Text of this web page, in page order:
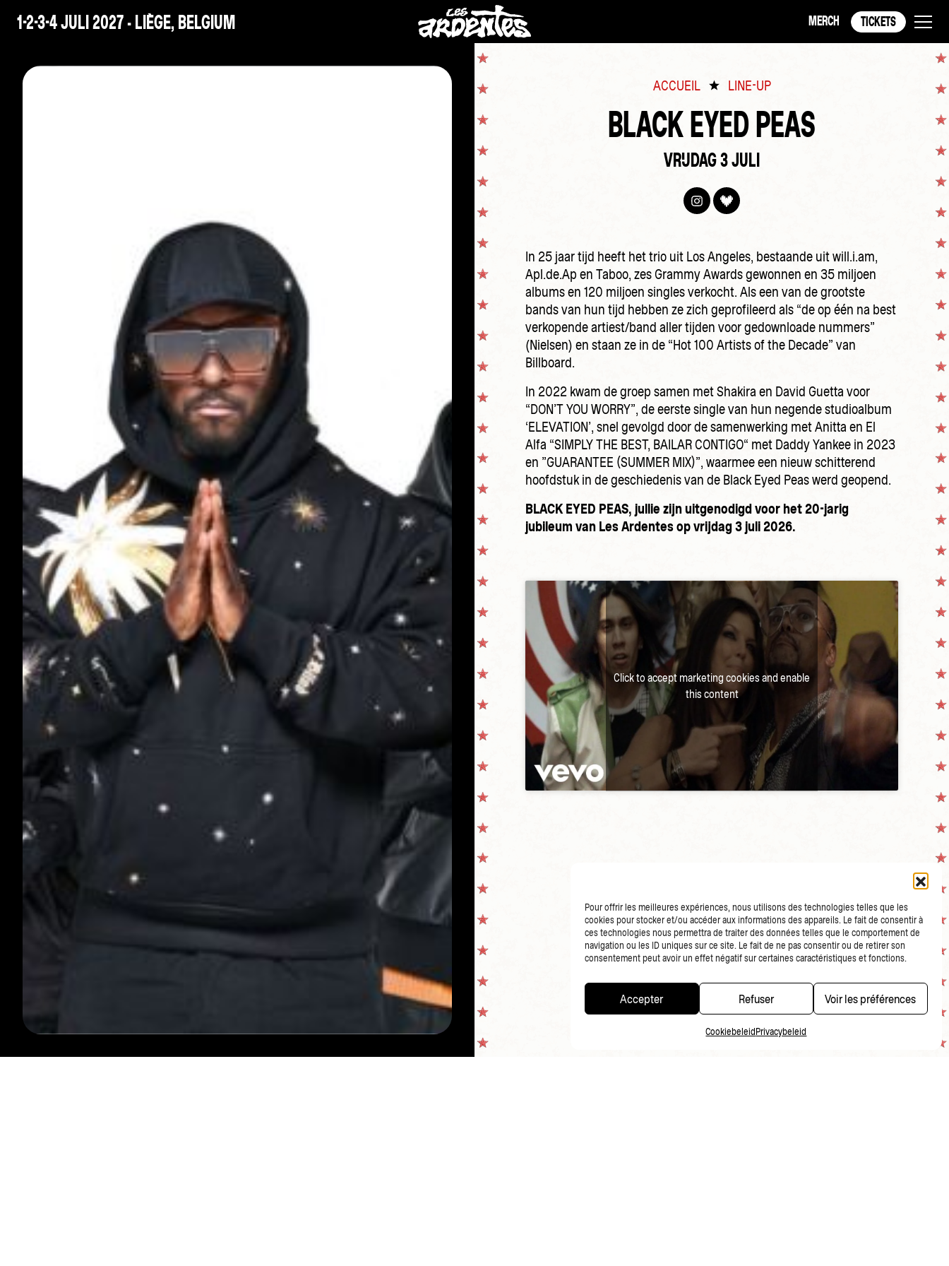
Pour offrir les meilleures expériences, nous utilisons des technologies telles que les
cookies pour stocker et/ou accéder aux informations des appareils. Le fait de consentir à
ces technologies nous permettra de traiter des données telles que le comportement de
navigation ou les ID uniques sur ce site. Le fait de ne pas consentir ou de retirer son
consentement peut avoir un effet négatif sur certaines caractéristiques et fonctions.
Accepter Refuser Voir les préférences
Cookiebeleid Privacybeleid
1-2-3-4 JULI 2027 - LIÈGE, BELGIUM MERCH TICKETS
ACCUEIL LINE-UP
BLACK EYED PEAS
VRIJDAG 3 JULI
In 25 jaar tijd heeft het trio uit Los Angeles, bestaande uit will.i.am,
Apl.de.Ap en Taboo, zes Grammy Awards gewonnen en 35 miljoen
albums en 120 miljoen singles verkocht. Als een van de grootste
bands van hun tijd hebben ze zich geprofileerd als “de op één na best
verkopende artiest/band aller tijden voor gedownloade nummers”
(Nielsen) en staan ze in de “Hot 100 Artists of the Decade” van
Billboard.
In 2022 kwam de groep samen met Shakira en David Guetta voor
“DON’T YOU WORRY”, de eerste single van hun negende studioalbum
‘ELEVATION’, snel gevolgd door de samenwerking met Anitta en El
Alfa “SIMPLY THE BEST, BAILAR CONTIGO“ met Daddy Yankee in 2023
en ”GUARANTEE (SUMMER MIX)”, waarmee een nieuw schitterend
hoofdstuk in de geschiedenis van de Black Eyed Peas werd geopend.
BLACK EYED PEAS, jullie zijn uitgenodigd voor het 20-jarig
jubileum van Les Ardentes op vrijdag 3 juli 2026.
Click to accept marketing cookies and enable
this content